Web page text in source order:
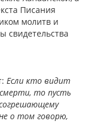
Писания
молитв и
свидетельства
Если кто видит
то пусть
о том говорю,